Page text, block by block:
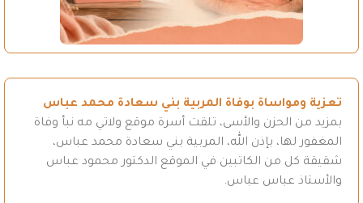
تعزية ومواساة بوفاة المربية بني سعادة محمد عباس
بمزيد من الحزن والأسى، تلقت أسرة موقع ولاتي مه نبأ وفاة
المغفور لها، بإذن الله، المربية بني سعادة محمد عباس،
شقيقة كل من الكاتبين في الموقع الدكتور محمود عباس
والأستاذ عباس عباس.